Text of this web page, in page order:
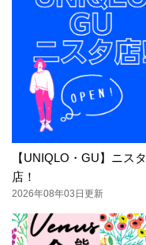
【UNIQLO・GU】ニスタ
店！
2026年08年03日更新